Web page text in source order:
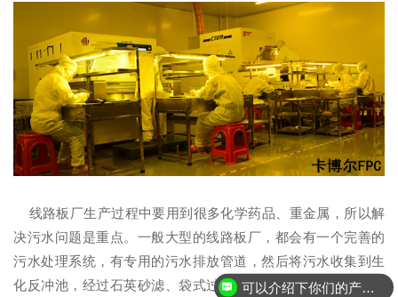
线路板厂生产过程中要用到很多化学药品、重金属，所以解
决污水问题是重点。一般大型的线路板厂，都会有一个完善的
污水处理系统，有专用的污水排放管道，然后将污水收集到生
化反冲池，经过石英砂滤、袋式过滤、超滤、精密过滤等等步
可以介绍下你们的产品么？